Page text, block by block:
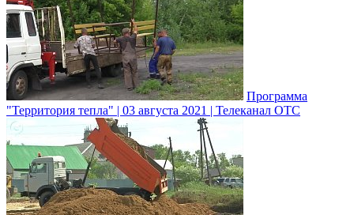
Программа
"Территория тепла" | 03 августа 2021 | Телеканал ОТС